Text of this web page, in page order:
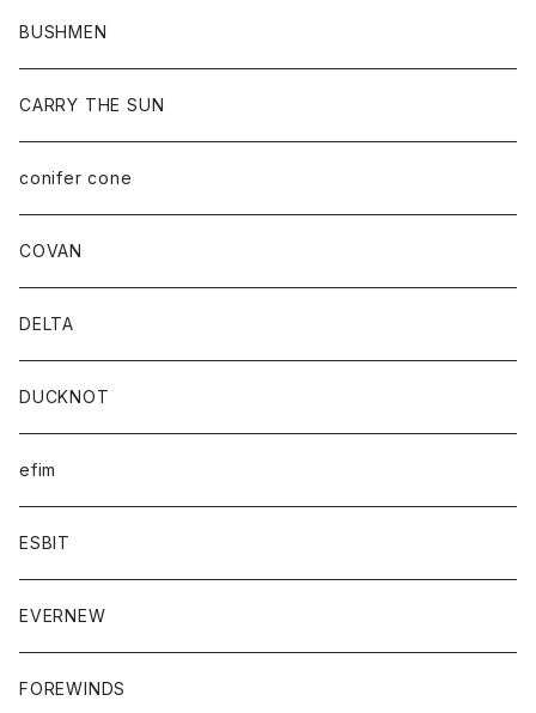
BUSHMEN
CARRY THE SUN
conifer cone
COVAN
DELTA
DUCKNOT
efim
ESBIT
EVERNEW
FOREWINDS